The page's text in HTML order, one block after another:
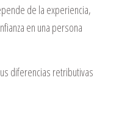
de la experiencia,
en una persona
diferencias retributivas